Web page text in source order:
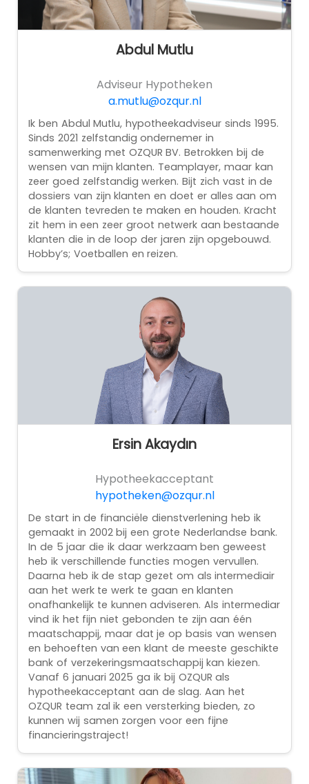
Abdul Mutlu
Adviseur Hypotheken
a.mutlu@ozqur.nl
Ik ben Abdul Mutlu, hypotheekadviseur sinds 1995.
Sinds 2021 zelfstandig ondernemer in
samenwerking met OZQUR BV. Betrokken bij de
wensen van mijn klanten. Teamplayer, maar kan
zeer goed zelfstandig werken. Bijt zich vast in de
dossiers van zijn klanten en doet er alles aan om
de klanten tevreden te maken en houden. Kracht
zit hem in een zeer groot netwerk aan bestaande
klanten die in de loop der jaren zijn opgebouwd.
Hobby’s; Voetballen en reizen.
Ersin Akaydın
Hypotheekacceptant
hypotheken@ozqur.nl
De start in de financiële dienstverlening heb ik
gemaakt in 2002 bij een grote Nederlandse bank.
In de 5 jaar die ik daar werkzaam ben geweest
heb ik verschillende functies mogen vervullen.
Daarna heb ik de stap gezet om als intermediair
aan het werk te werk te gaan en klanten
onafhankelijk te kunnen adviseren. Als intermediar
vind ik het fijn niet gebonden te zijn aan één
maatschappij, maar dat je op basis van wensen
en behoeften van een klant de meeste geschikte
bank of verzekeringsmaatschappij kan kiezen.
Vanaf 6 januari 2025 ga ik bij OZQUR als
hypotheekacceptant aan de slag. Aan het
OZQUR team zal ik een versterking bieden, zo
kunnen wij samen zorgen voor een fijne
financieringstraject!